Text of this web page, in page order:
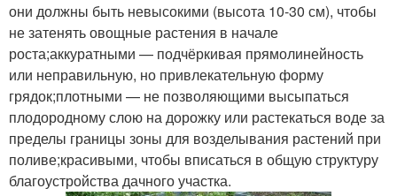
они должны быть невысокими (высота 10-30 см), чтобы
не затенять овощные растения в начале
роста;аккуратными — подчёркивая прямолинейность
или неправильную, но привлекательную форму
грядок;плотными — не позволяющими высыпаться
плодородному слою на дорожку или растекаться воде за
пределы границы зоны для возделывания растений при
поливе;красивыми, чтобы вписаться в общую структуру
благоустройства дачного участка.